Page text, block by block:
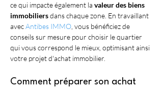
ce qui impacte également la valeur des biens
immobiliers dans chaque zone. En travaillant
avec Antibes IMMO , vous bénéficiez de
conseils sur mesure pour choisir le quartier
qui vous correspond le mieux, optimisant ainsi
votre projet d'achat immobilier.
Comment préparer son achat